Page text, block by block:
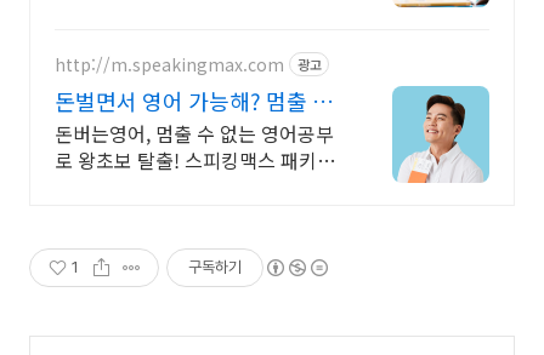
길러보세요!
http://m.speakingmax.com 광고
돈벌면서 영어 가능해? 멈출 수
없는 영어회화
돈버는영어, 멈출 수 없는 영어공부
로 왕초보 탈출! 스피킹맥스 패키지
1 구독하기